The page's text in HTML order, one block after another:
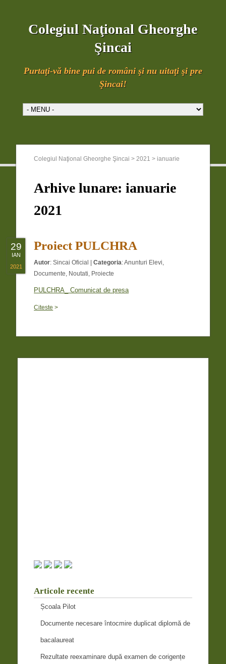
Colegiul Naţional Gheorghe
Şincai
Purtaţi-vă bine pui de români şi nu uitaţi şi pre
Şincai!
Colegiul Naţional Gheorghe Şincai >2021 >ianuarie
Arhive lunare:ianuarie
2021
Proiect PULCHRA
Autor:Sincai Oficial |Categoria:Anunturi Elevi,
Documente, Noutati, Proiecte
PULCHRA_ Comunicat de presa
Citeste >
29
IAN
2021
Articole recente
Școala Pilot
Documente necesare întocmire duplicat diplomă de
bacalaureat
Rezultate reexaminare după examen de corigențe